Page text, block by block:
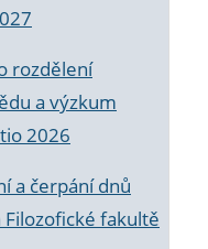
rozdělení
a výzkum
2026
a čerpání dnů
fakultě